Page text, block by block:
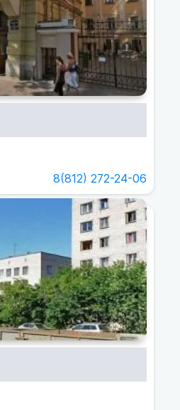
8(812) 272-24-06